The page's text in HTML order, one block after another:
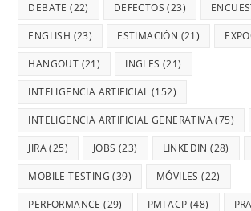
DEBATE (22) DEFECTOS (23)
ENGLISH (23) ESTIMACIÓN (21)
HANGOUT (21) INGLES (21)
INTELIGENCIA ARTIFICIAL (152)
INTELIGENCIA ARTIFICIAL GENERATIVA(75)
JIRA(25) JOBS (23) LINKEDIN (28)
MOBILE TESTING (39) MÓVILES (22)
PERFORMANCE (29) PMI ACP (48)